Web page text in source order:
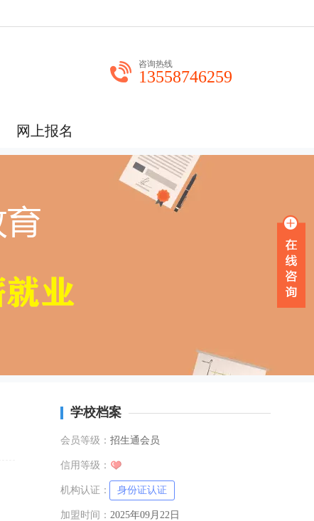
咨询热线
13558746259
网上报名
学校档案
会员等级： 招生通会员
信用等级：
机构认证： 身份证认证
加盟时间： 2025年09月22日